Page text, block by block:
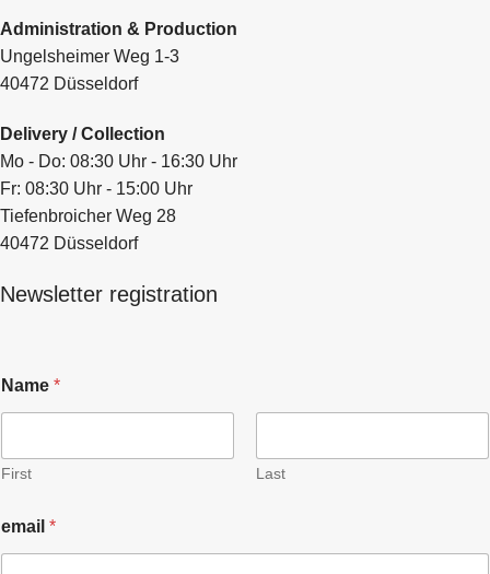
Administration & Production
Ungelsheimer Weg 1-3
40472 Düsseldorf
Delivery / Collection
Mo - Do: 08:30 Uhr - 16:30 Uhr
Fr: 08:30 Uhr - 15:00 Uhr
Tiefenbroicher Weg 28
40472 Düsseldorf
Newsletter registration
Name *
First Last
email *